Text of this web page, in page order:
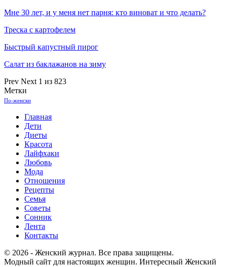
Мне 30 лет, и у меня нет парня: кто виноват и что делать?
Треска с картофелем
Быстрый капустный пирог
Салат из баклажанов на зиму
Prev Next 1 из 823
Метки
По-женски
Главная
Дети
Диеты
Красота
Лайфхаки
Любовь
Мода
Отношения
Рецепты
Семья
Советы
Сонник
Лента
Контакты
© 2026 - Женский журнал. Все права защищены.
Модный сайт для настоящих женщин. Интересный Женский